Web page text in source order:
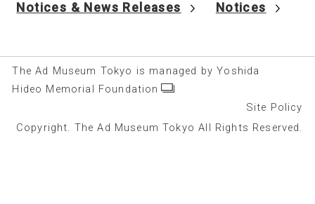
Notices & News Releases Notices
The Ad Museum Tokyo is managed by Yoshida
Hideo Memorial Foundation
Site Policy
Copyright. The Ad Museum Tokyo All Rights Reserved.